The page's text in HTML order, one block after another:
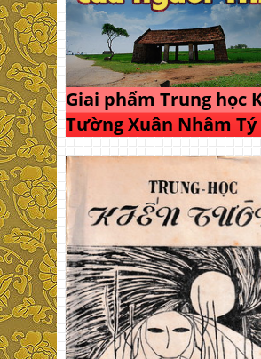
Giai phẩm Trung học
Tường Xuân Nhâm Tý